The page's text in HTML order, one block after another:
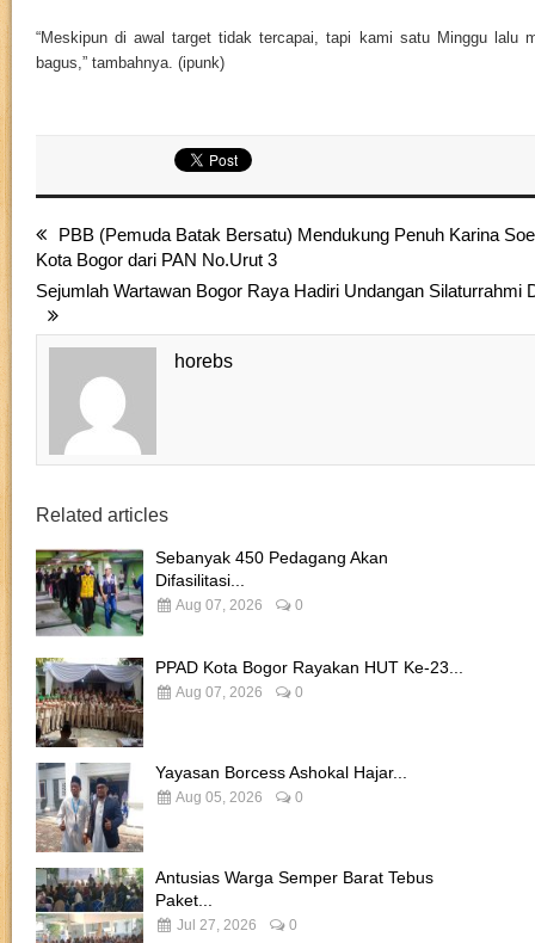
“Meskipun di awal target tidak tercapai, tapi kami satu Minggu lalu
bagus,” tambahnya. (ipunk)
PBB (Pemuda Batak Bersatu) Mendukung Penuh Karina
Kota Bogor dari PAN No.Urut 3
Sejumlah Wartawan Bogor Raya Hadiri Undangan Silaturrahmi
horebs
Related articles
Sebanyak 450 Pedagang Akan
Difasilitasi...
Aug 07, 2026 0
PPAD Kota Bogor Rayakan HUT Ke-23...
Aug 07, 2026 0
Yayasan Borcess Ashokal Hajar...
Aug 05, 2026 0
Antusias Warga Semper Barat Tebus
Paket...
Jul 27, 2026 0